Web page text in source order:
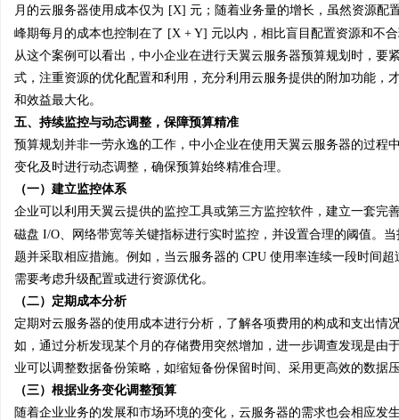
月的云服务器使用成本仅为 [X] 元；随着业务量的增长，虽然资源配
峰期每月的成本也控制在了 [X + Y] 元以内，相比盲目配置资源和不
从这个案例可以看出，中小企业在进行天翼云服务器预算规划时，
式，注重资源的优化配置和利用，充分利用云服务提供的附加功能
和效益最大化。
五、持续监控与动态调整，保障预算精准
预算规划并非一劳永逸的工作，中小企业在使用天翼云服务器的过
变化及时进行动态调整，确保预算始终精准合理。
（一）建立监控体系
企业可以利用天翼云提供的监控工具或第三方监控软件，建立一套完
磁盘 I/O、网络带宽等关键指标进行实时监控，并设置合理的阈值。
题并采取相应措施。例如，当云服务器的 CPU 使用率连续一段时间
需要考虑升级配置或进行资源优化。
（二）定期成本分析
定期对云服务器的使用成本进行分析，了解各项费用的构成和支出
如，通过分析发现某个月的存储费用突然增加，进一步调查发现是
业可以调整数据备份策略，如缩短备份保留时间、采用更高效的数据
（三）根据业务变化调整预算
随着企业业务的发展和市场环境的变化，云服务器的需求也会相应